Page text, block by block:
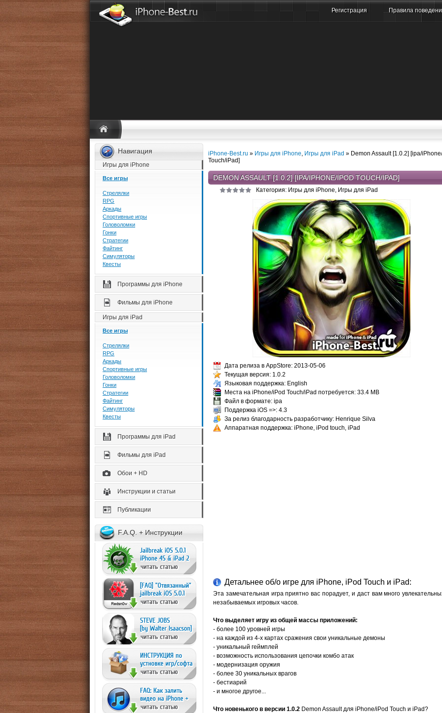
Регистрация Правила
Навигация
Игры для iPhone
Все игры
Стрелялки
RPG
Аркады
Спортивные игры
Головоломки
Гонки
Стратегии
Файтинг
Симуляторы
Квесты
Программы для iPhone
Фильмы для iPhone
Игры для iPad
Все игры
Стрелялки
RPG
Аркады
Спортивные игры
Головоломки
Гонки
Стратегии
Файтинг
Симуляторы
Квесты
Программы для iPad
Фильмы для iPad
Обои + HD
Инструкции и статьи
Публикации
F.A.Q. + Инструкции
iPhone-Best.ru » Игры для iPhone, Игры для iPad » Demon Assault [1.0.2] [ipa/
Touch/iPad]
DEMON ASSAULT [1.0.2] [IPA/IPHONE/IPOD TOUCH/IPAD]
Категория: Игры для iPhone, Игры для iPad
Дата релиза в AppStore: 2013-05-06
Текущая версия: 1.0.2
Языковая поддержка: English
Места на iPhone/iPod Touch/iPad потребуется: 33.4 MB
Файл в формате: ipa
Поддержка iOS =>: 4.3
За релиз благодарность разработчику: Henrique Silva
Аппаратная поддержка: iPhone, iPod touch, iPad
Детальнее об/о игре для iPhone, iPod Touch и iPad:
Эта замечательная игра приятно вас порадует, и даст вам много
незабываемых игровых часов.
Что выделяет игру из общей массы приложений:
- более 100 уровней игры
- на каждой из 4-х картах сражения свои уникальные демоны
- уникальный геймплей
- возможность использования цепочки комбо атак
- модернизация оружия
- более 30 уникальных врагов
- бестиарий
- и многое другое...
Что новенького в версии 1.0.2 Demon Assault для iPhone/iPod Touch и iPad?